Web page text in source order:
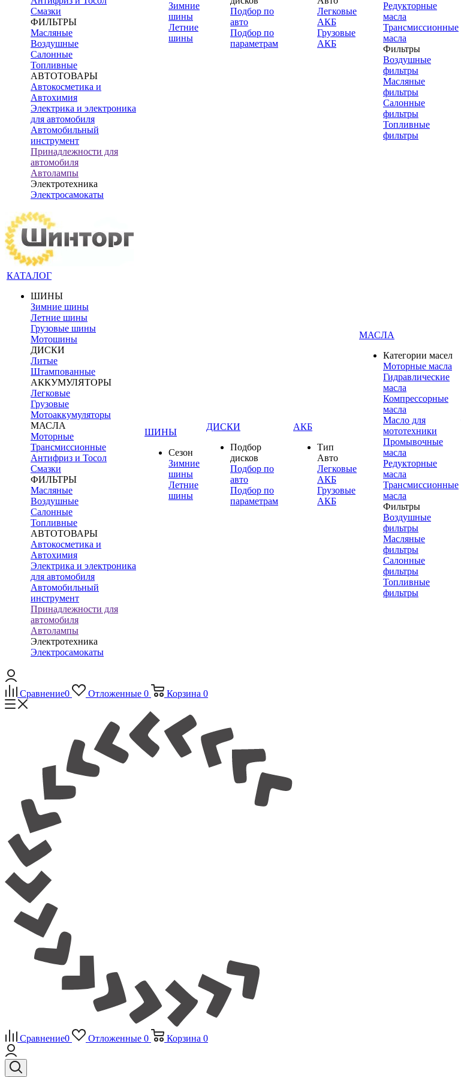
Смазки
ФИЛЬТРЫ
Масляные
Воздушные
Салонные
Топливные
АВТОТОВАРЫ
Автокосметика и
Автохимия
Электрика и электроника
для автомобиля
Автомобильный
инструмент
Принадлежности для
автомобиля
Автолампы
Электротехника
Электросамокаты
Зимние
шины
Летние
шины
Подбор по
авто
Подбор по
параметрам
Легковые
АКБ
Грузовые
АКБ
Редукторные
масла
Трансмиссионные
масла
Фильтры
Воздушные
фильтры
Масляные
фильтры
Салонные
фильтры
Топливные
фильтры
КАТАЛОГ
ШИНЫ
Зимние шины
Летние шины
Грузовые шины
Мотошины
ДИСКИ
Литые
Штампованные
АККУМУЛЯТОРЫ
Легковые
Грузовые
Мотоаккумуляторы
МАСЛА
Моторные
Трансмиссионные
Антифриз и Тосол
Смазки
ФИЛЬТРЫ
Масляные
Воздушные
Салонные
Топливные
АВТОТОВАРЫ
Автокосметика и
Автохимия
Электрика и электроника
для автомобиля
Автомобильный
инструмент
Принадлежности для
автомобиля
Автолампы
Электротехника
Электросамокаты
ШИНЫ
Сезон
Зимние
шины
Летние
шины
ДИСКИ
Подбор
дисков
Подбор по
авто
Подбор по
параметрам
АКБ
Тип
Авто
Легковые
АКБ
Грузовые
АКБ
МАСЛА
Категории масел
Моторные масла
Гидравлические
масла
Компрессорные
масла
Масло для
мототехники
Промывочные
масла
Редукторные
масла
Трансмиссионные
масла
Фильтры
Воздушные
фильтры
Масляные
фильтры
Салонные
фильтры
Топливные
фильтры
Сравнение0 Отложенные 0 Корзина 0
Сравнение0 Отложенные 0 Корзина 0